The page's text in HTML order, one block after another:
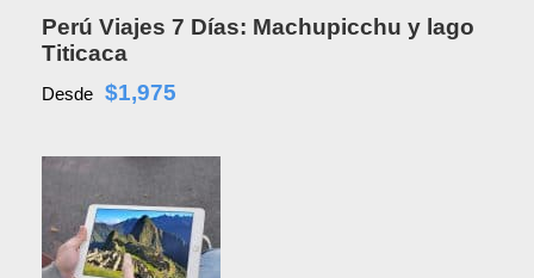
Perú Viajes 7 Días: Machupicchu y lago
Titicaca
Desde $1,975